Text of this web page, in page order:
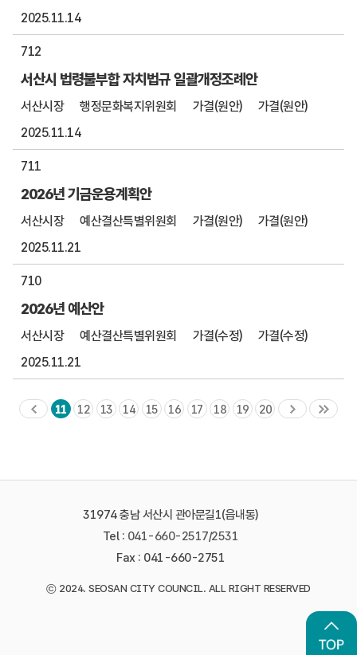
2025.11.14
712
서산시 법령불부합 자치법규 일괄개정조례안
서산시장 행정문화복지위원회 가결(원안)
가결(원안)
2025.11.14
711
2026년 기금운용계획안
서산시장 예산결산특별위원회 가결(원안)
가결(원안)
2025.11.21
710
2026년 예산안
서산시장 예산결산특별위원회 가결(수정)
가결(수정)
2025.11.21
11 12 13 14 15 16 17 18 19 20
31974 충남 서산시 관아문길1(읍내동)
Tel : 041-660-2517/2531
Fax : 041-660-2751
©2024. SEOSAN CITY COUNCIL. ALL RIGHT RESERVED